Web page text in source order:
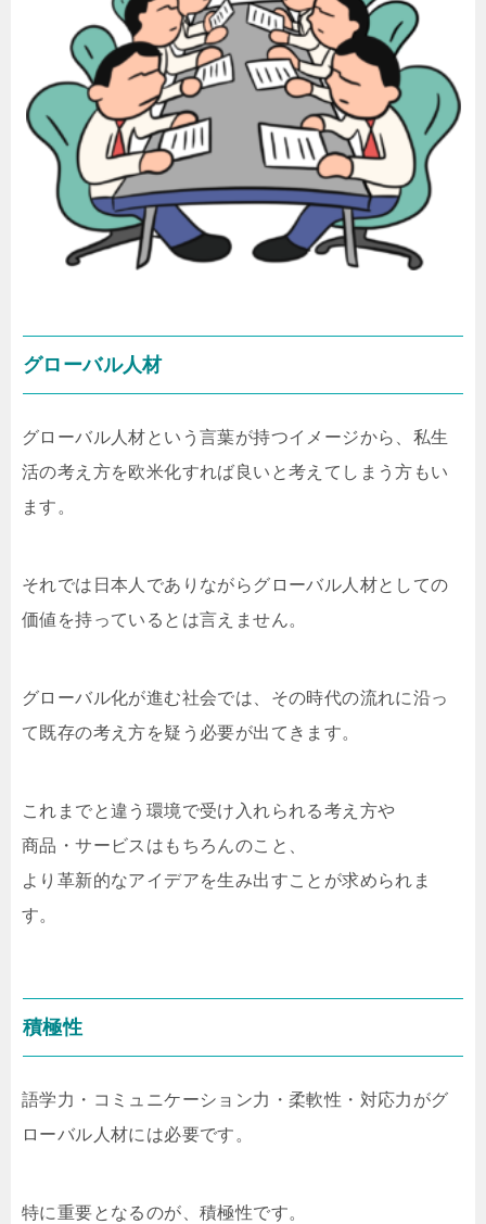
グローバル人材
グローバル人材という言葉が持つイメージから、私生
活の考え方を欧米化すれば良いと考えてしまう方もい
ます。
それでは日本人でありながらグローバル人材としての
価値を持っているとは言えません。
グローバル化が進む社会では、その時代の流れに沿っ
て既存の考え方を疑う必要が出てきます。
これまでと違う環境で受け入れられる考え方や
商品・サービスはもちろんのこと、
より革新的なアイデアを生み出すことが求められま
す。
積極性
語学力・コミュニケーション力・柔軟性・対応力がグ
ローバル人材には必要です。
特に重要となるのが、積極性です。